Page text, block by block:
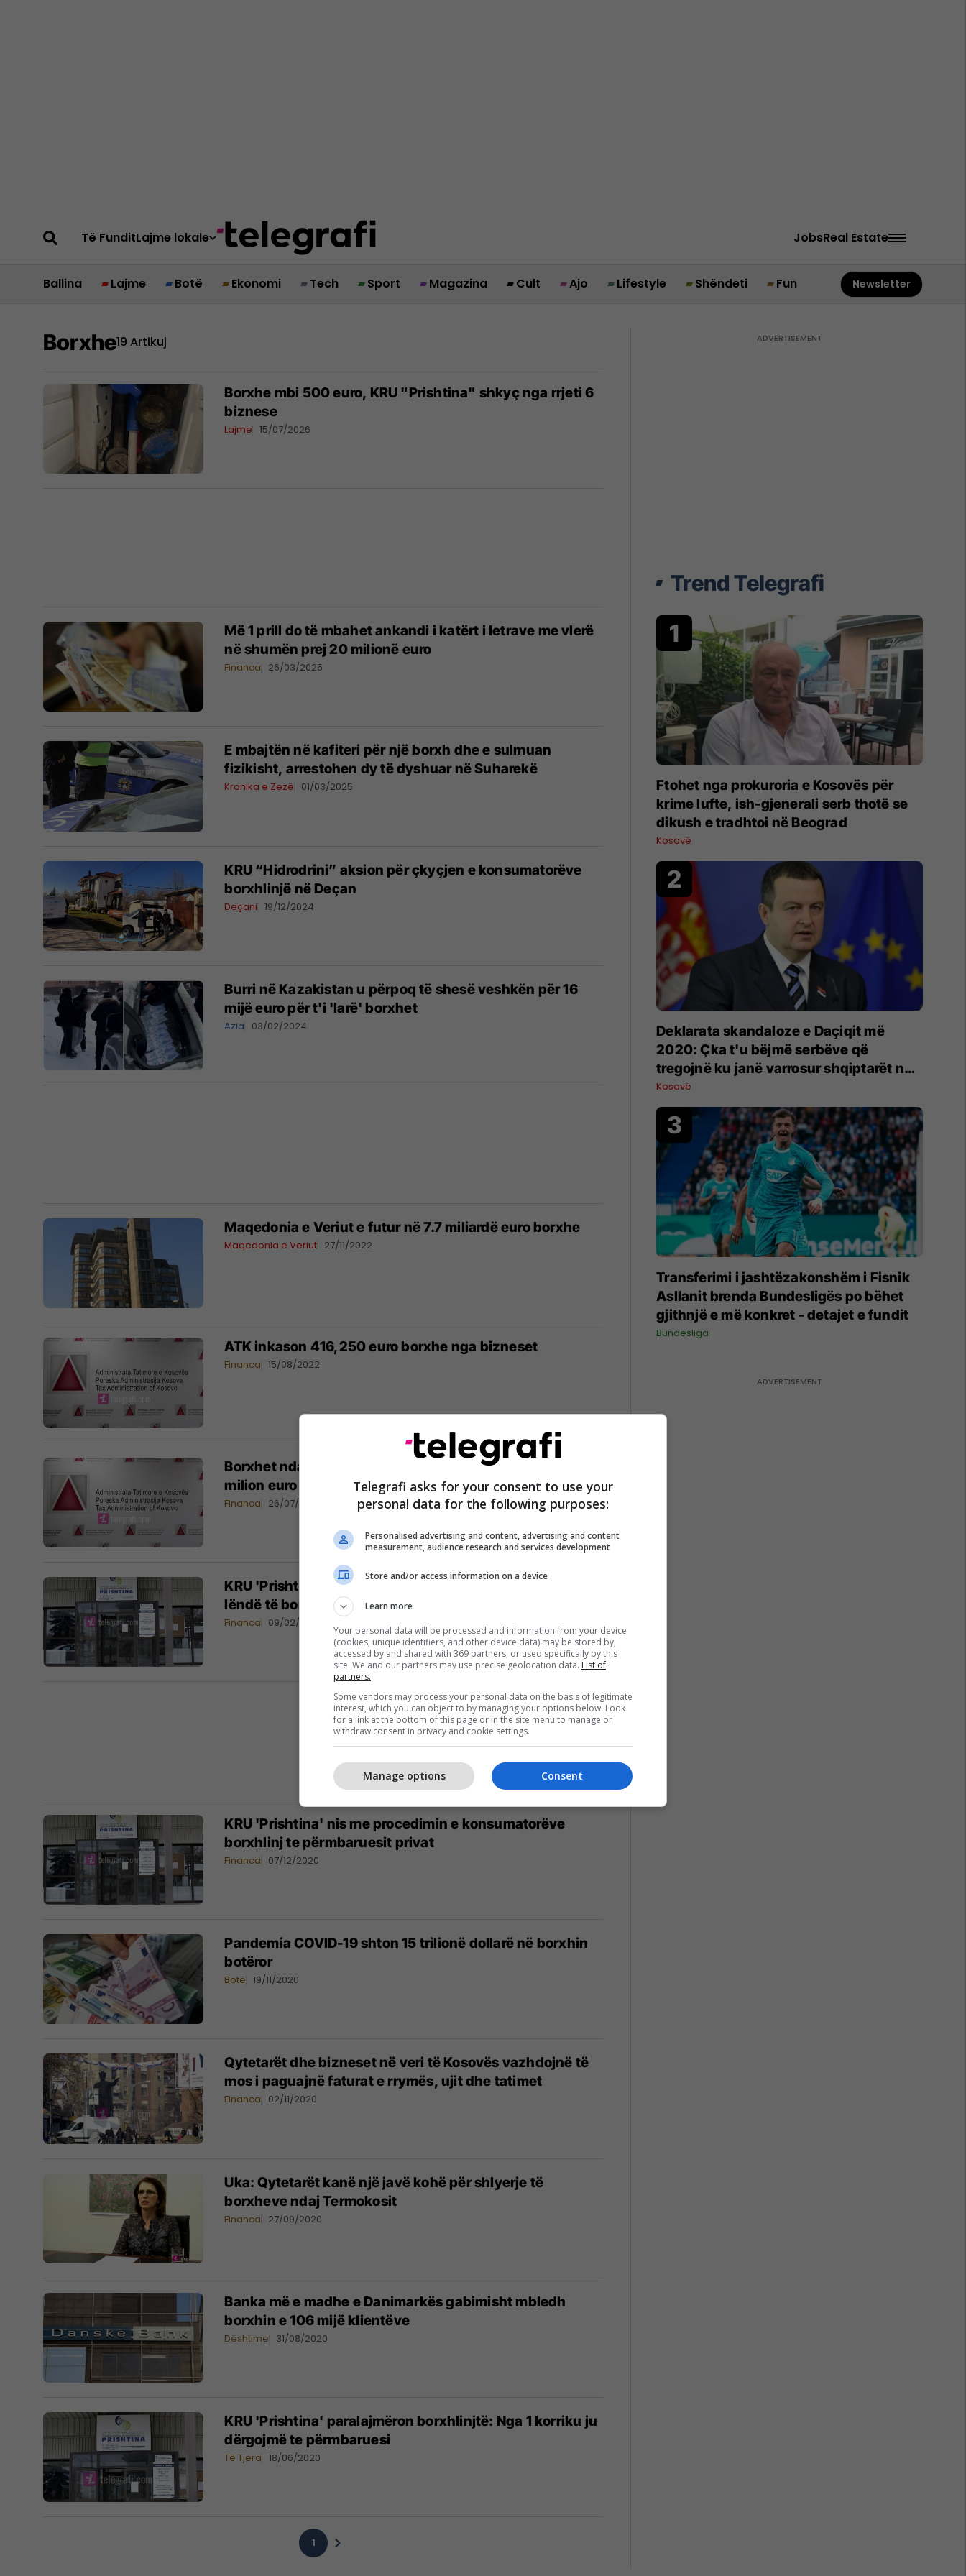
Të FunditLajme lokale JobsReal Estate
Ballina Lajme Botë Ekonomi Tech Sport Magazina Cult Ajo Lifestyle Shëndeti Fun Newsletter
Borxhe19 Artikuj
Borxhe mbi 500 euro, KRU "Prishtina" shkyç nga rrjeti 6
biznese
Lajme 15/07/2026
Më 1 prill do të mbahet ankandi i katërt i letrave me vlerë
në shumën prej 20 milionë euro
Financa 26/03/2025
E mbajtën në kafiteri për një borxh dhe e sulmuan
fizikisht, arrestohen dy të dyshuar në Suharekë
Kronika e Zezë 01/03/2025
KRU “Hidrodrini” aksion për çkyçjen e konsumatorëve
borxhlinjë në Deçan
Deçani 19/12/2024
Burri në Kazakistan u përpoq të shesë veshkën për 16
mijë euro për t'i 'larë' borxhet
Azia 03/02/2024
Maqedonia e Veriut e futur në 7.7 miliardë euro borxhe
Maqedonia e Veriut 27/11/2022
ATK inkason 416,250 euro borxhe nga bizneset
Financa 15/08/2022
Borxhet ndaj Administratës Tatimore, konfiskohen rreth 1
milion euro pasuri
Financa 26/07/2021
KRU 'Prishtina' dërgon te përmbaruesit privat rreth 1,000
lëndë të borxhlinjve
Financa 09/02/2021
​KRU 'Prishtina' nis me procedimin e konsumatorëve
borxhlinj te përmbaruesit privat
Financa 07/12/2020
Pandemia COVID-19 shton 15 trilionë dollarë në borxhin
botëror
Botë 19/11/2020
Qytetarët dhe bizneset në veri të Kosovës vazhdojnë të
mos i paguajnë faturat e rrymës, ujit dhe tatimet
Financa 02/11/2020
Uka: Qytetarët kanë një javë kohë për shlyerje të
borxheve ndaj Termokosit
Financa 27/09/2020
​Banka më e madhe e Danimarkës gabimisht mbledh
borxhin e 106 mijë klientëve
Dështime 31/08/2020
KRU 'Prishtina' paralajmëron borxhlinjtë: Nga 1 korriku ju
dërgojmë te përmbaruesi
Të Tjera 18/06/2020
1
Trend Telegrafi
Ftohet nga prokuroria e Kosovës për
krime lufte, ish-gjenerali serb thotë se
dikush e tradhtoi në Beograd
Kosovë
​Deklarata skandaloze e Daçiqit më
2020: Çka t'u bëjmë serbëve që
tregojnë ku janë varrosur shqiptarët në
Serbi
Kosovë
Transferimi i jashtëzakonshëm i Fisnik
Asllanit brenda Bundesligës po bëhet
gjithnjë e më konkret - detajet e fundit
Bundesliga
Telegrafi asks for your consent to use your
personal data for the following purposes:
Personalised advertising and content, advertising and content
measurement, audience research and services development
Store and/or access information on a device
Learn more
Your personal data will be processed and information from your device
(cookies, unique identifiers, and other device data) may be stored by,
accessed by and shared with 369 partners, or used specifically by this
site. We and our partners may use precise geolocation data. List of
partners.
Some vendors may process your personal data on the basis of legitimate
interest, which you can object to by managing your options below. Look
for a link at the bottom of this page or in the site menu to manage or
withdraw consent in privacy and cookie settings.
Consent
Manage options